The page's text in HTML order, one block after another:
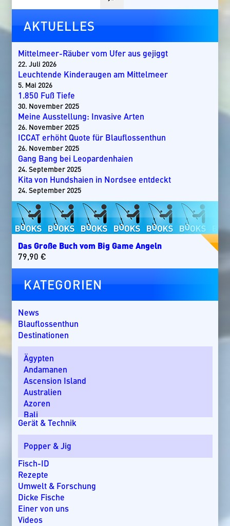
AKTUELLES
Mittelmeer-Räuber vom Ufer aus gejiggt
22. Juli 2026
Leuchtende Kinderaugen am Mittelmeer
5. Mai 2026
1.850 Fuß Tiefe
30. November 2025
Meine Ausstellung: Invasive Arten
26. November 2025
ICCAT erhöht Quote für Blauflossenthun
26. November 2025
Gang Bang bei Leopardenhaien
24. September 2025
Kita von Hundshaien in Nordsee entdeckt
24. September 2025
Das Große Buch vom Big Game Angeln
79,90 €
KATEGORIEN
News
Blauflossenthun
Destinationen
Ägypten
Andamanen
Ascension Island
Australien
Azoren
Bali
Bom Bom Island
Costa Rica
Dänemark
Dominikanische Republik
Ebro-Delta
England
Florida
Griechenland
Guatemala
Gerät & Technik
Popper & Jig
Fisch-ID
Rezepte
Umwelt & Forschung
Dicke Fische
Einer von uns
Videos